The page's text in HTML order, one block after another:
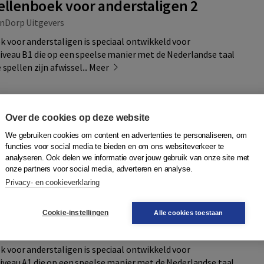
voor anderstaligen 2
Uitgevers
voor anderstaligen is speciaal ontwikkeld voor
B1 die op een speelse manier met de Nederlandse taal
zijn afwissel... Meer
19,95 Quantity
− + In winkelwagen
voor Anderstaligen 1
voor anderstaligen is speciaal ontwikkeld voor
Over de cookies op deze website
We gebruiken cookies om content en advertenties te personaliseren, om
functies voor social media te bieden en om ons websiteverkeer te
analyseren. Ook delen we informatie over jouw gebruik van onze site met
onze partners voor social media, adverteren en analyse.
Privacy- en cookieverklaring
Cookie-instellingen Alle cookies toestaan